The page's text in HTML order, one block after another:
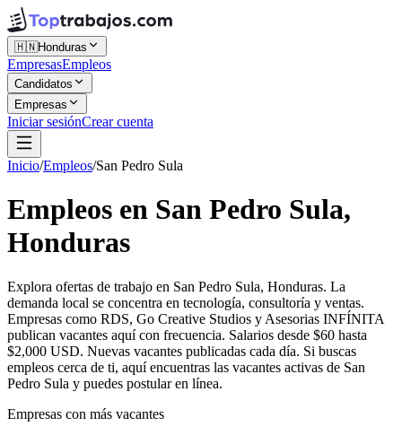
🇭🇳Honduras
EmpresasEmpleos
Candidatos
Empresas
Iniciar sesiónCrear cuenta
Inicio/Empleos/San Pedro Sula
Empleos en San Pedro Sula,
Honduras
Explora ofertas de trabajo en San Pedro Sula, Honduras. La
demanda local se concentra en tecnología, consultoría y ventas.
Empresas como RDS, Go Creative Studios y Asesorias INFÍNITA
publican vacantes aquí con frecuencia. Salarios desde $60 hasta
$2,000 USD. Nuevas vacantes publicadas cada día. Si buscas
empleos cerca de ti, aquí encuentras las vacantes activas de San
Pedro Sula y puedes postular en línea.
Empresas con más vacantes